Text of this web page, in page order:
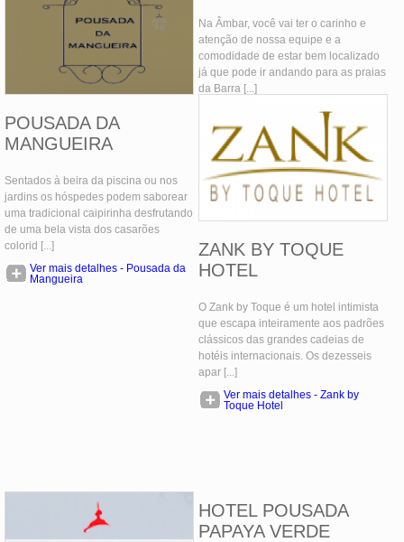
POUSADA DA
MANGUEIRA
Sentados à beira da piscina ou nos
jardins os hóspedes podem saborear
uma tradicional caipirinha desfrutando
de uma bela vista dos casarões
colorid [...]
Ver mais detalhes - Pousada da
Mangueira
Na Âmbar, você vai ter o carinho e
atenção de nossa equipe e a
comodidade de estar bem localizado
já que pode ir andando para as praias
da Barra [...]
Ver mais detalhes - Âmbar
ZANK BY TOQUE
HOTEL
O Zank by Toque é um hotel intimista
que escapa inteiramente aos padrões
clássicos das grandes cadeias de
hotéis internacionais. Os dezesseis
apar [...]
Ver mais detalhes - Zank by
Toque Hotel
HOTEL POUSADA
PAPAYA VERDE